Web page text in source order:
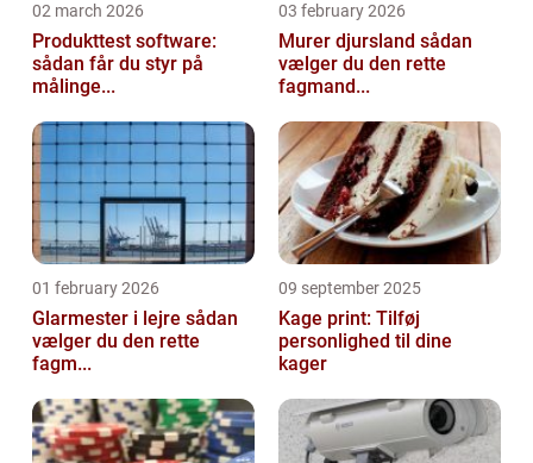
02 march 2026
Produkttest software:
sådan får du styr på
målinge...
03 february 2026
Murer djursland sådan
vælger du den rette
fagmand...
01 february 2026
Glarmester i lejre sådan
vælger du den rette
fagm...
09 september 2025
Kage print: Tilføj
personlighed til dine
kager